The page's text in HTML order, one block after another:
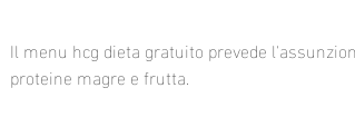
Il menu hcg dieta gratuito prevede
proteine magre e frutta.